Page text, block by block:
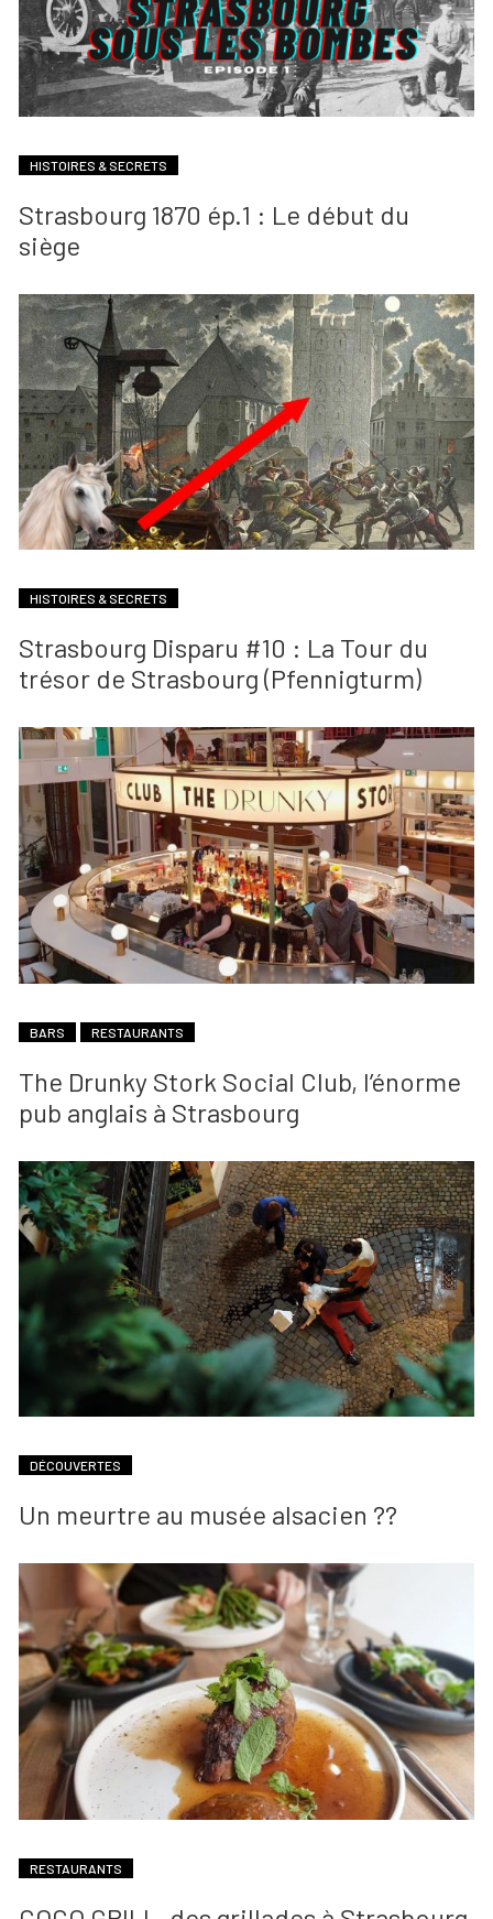
HISTOIRES & SECRETS
Strasbourg 1870 ép.1 : Le début du
siège
HISTOIRES & SECRETS
Strasbourg Disparu #10 : La Tour du
trésor de Strasbourg (Pfennigturm)
BARS RESTAURANTS
The Drunky Stork Social Club, l’énorme
pub anglais à Strasbourg
DÉCOUVERTES
Un meurtre au musée alsacien ??
RESTAURANTS